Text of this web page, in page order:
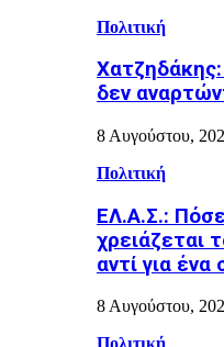
Πολιτική
Χατζηδάκης:
δεν
8 Αυγούστου,
Πολιτική
ΕΛ.Α.Σ.:
χρειάζεται
αντί για ένα
8 Αυγούστου,